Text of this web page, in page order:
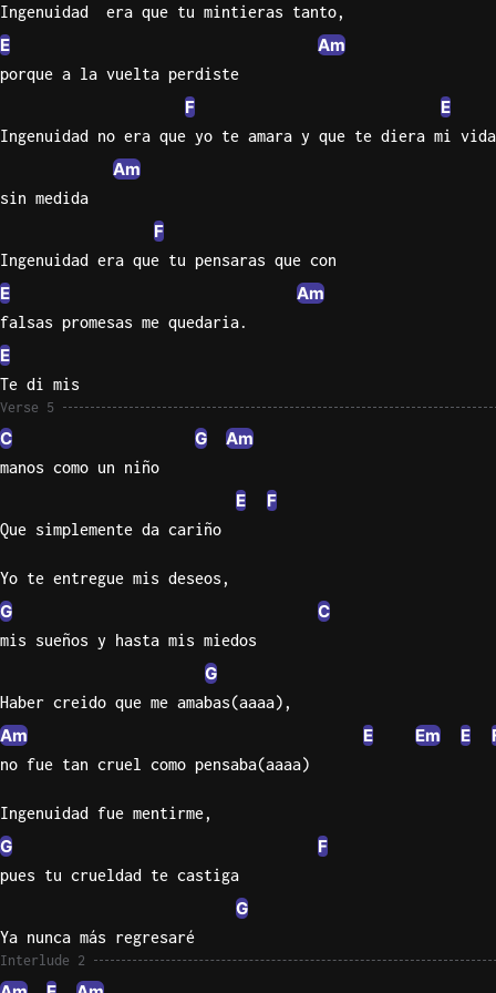
Ingenuidad  era que tu mintieras tanto,
E Am
porque a la vuelta perdiste
F E
Ingenuidad no era que yo te amara y que te diera mi
Am
sin medida
F
Ingenuidad era que tu pensaras que con
E Am
falsas promesas me quedaria.
E
Te di mis
Verse 5
C G Am
manos como un niño
E F
Que simplemente da cariño
Yo te entregue mis deseos,
G C
mis sueños y hasta mis miedos
G
Haber creido que me amabas(aaaa),
Am E Em E
no fue tan cruel como pensaba(aaaa)
Ingenuidad fue mentirme,
G F
pues tu crueldad te castiga
G
Ya nunca más regresaré
Interlude 2